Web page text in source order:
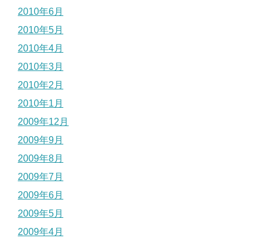
2010年6月
2010年5月
2010年4月
2010年3月
2010年2月
2010年1月
2009年12月
2009年9月
2009年8月
2009年7月
2009年6月
2009年5月
2009年4月